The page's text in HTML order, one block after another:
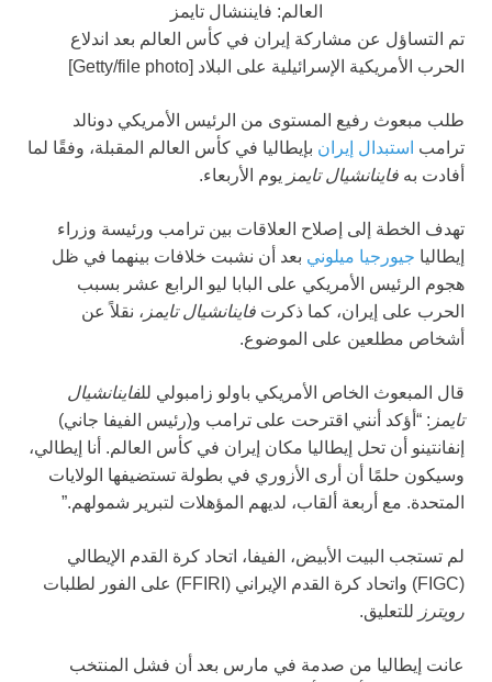
تم التساؤل عن مشاركة إيران في كأس العالم بعد اندلاع
الحرب الأمريكية الإسرائيلية على البلاد [Getty/file photo]
طلب مبعوث رفيع المستوى من الرئيس الأمريكي دونالد
ترامب استبدال إيران بإيطاليا في كأس العالم المقبلة، وفقًا لما
أفادت به فاينانشيال تايمز يوم الأربعاء.
تهدف الخطة إلى إصلاح العلاقات بين ترامب ورئيسة وزراء
إيطاليا جيورجيا ميلوني بعد أن نشبت خلافات بينهما في ظل
هجوم الرئيس الأمريكي على البابا ليو الرابع عشر بسبب
الحرب على إيران، كما ذكرت فاينانشيال تايمز ، نقلاً عن
أشخاص مطلعين على الموضوع.
قال المبعوث الخاص الأمريكي باولو زامبولي للفاينانشيال
تايمز : “أؤكد أنني اقترحت على ترامب و(رئيس الفيفا جاني)
إنفانتينو أن تحل إيطاليا مكان إيران في كأس العالم. أنا إيطالي،
وسيكون حلمًا أن أرى الأزوري في بطولة تستضيفها الولايات
المتحدة. مع أربعة ألقاب، لديهم المؤهلات لتبرير شمولهم.”
لم تستجب البيت الأبيض، الفيفا، اتحاد كرة القدم الإيطالي
(FIGC) واتحاد كرة القدم الإيراني (FFIRI) على الفور لطلبات
رويترز للتعليق.
عانت إيطاليا من صدمة في مارس بعد أن فشل المنتخب